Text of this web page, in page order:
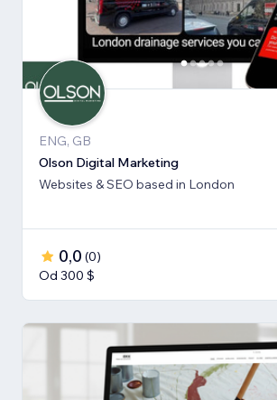
ENG, GB
Olson Digital Marketing
Websites & SEO based in London
0,0 (0)
Od 300 $